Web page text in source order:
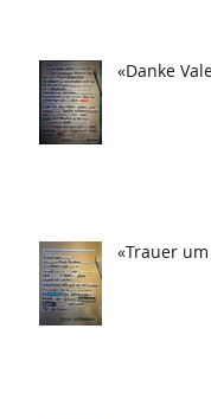
«Danke
«Trauer um